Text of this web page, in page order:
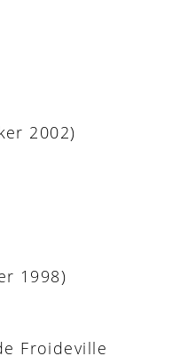
2002)
1998)
Froideville